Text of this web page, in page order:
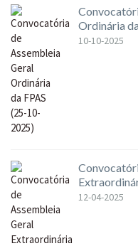
Ordinária
10-10-2025
12-04-2025